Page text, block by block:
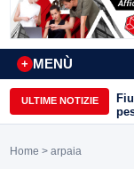
MENÙ
+
ULTIME NOTIZIE
Home > arpaia